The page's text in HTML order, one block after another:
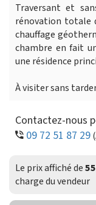
Traversant et
rénovation totale
chauffage
chambre en fait
une résidence
À visiter sans
Contactez-nous
09 72 51 87 29
Le prix affiché de
charge du vendeur